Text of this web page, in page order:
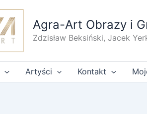
Agra-Art Obrazy i
Zdzisław Beksiński, Jacek
Artyści Kontakt